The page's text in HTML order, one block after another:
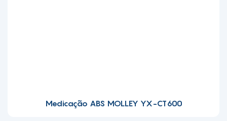
Medicação ABS MOLLEY YX-CT600